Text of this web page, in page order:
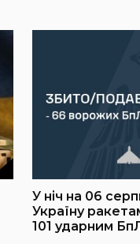
У ніч на 06
Україну
101 ударним